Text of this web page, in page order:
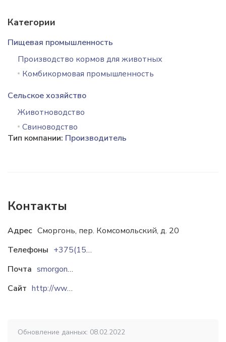
Категории
Пищевая промышленность
Производство кормов для животных
Комбикормовая промышленность
Сельское хозяйство
Животноводство
Свиноводство
Тип компании: Производитель
Контакты
Адрес Сморгонь, пер. Комсомольский, д. 20
Телефоны
+375(1592)39801
Почта
smorgon@skhp.by
Сайт
http://www.skhp.by
Обновление данных: 08.02.2022